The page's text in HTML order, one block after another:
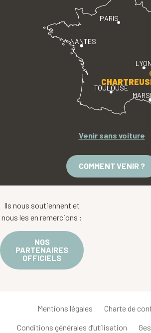
PARIS
LYON
TOULOUSE
NANTES
Venir sans voiture
COMMENT VENIR ?
Ils nous soutiennent et
nous les en remercions :
NOS
PARTENAIRES
OFFICIELS
Mentions légales Charte de
Conditions générales d’utilisation